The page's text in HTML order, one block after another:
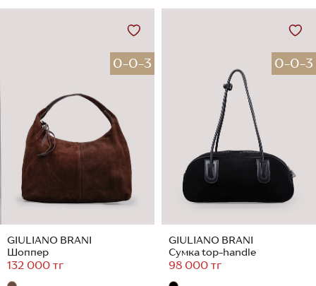
0-0-3
GIULIANO BRANI
Шоппер
132 000 тг
0-0-3
GIULIANO BRANI
Сумка top-handle
98 000 тг